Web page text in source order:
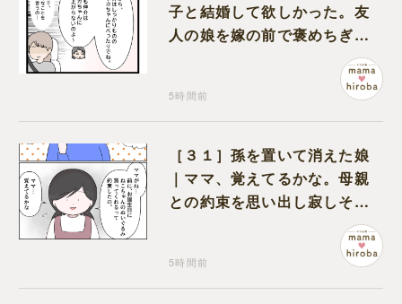
子と結婚して欲しかった。友
人の娘を嫁の前で褒めちぎる
5時間前
［３１］孫を置いて消えた娘
｜ママ、覚えてるかな。母親
との約束を思い出し寂しそう
5時間前